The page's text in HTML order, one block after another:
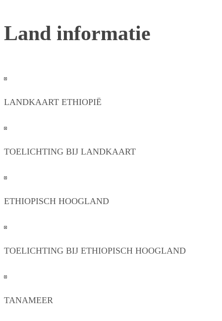
Land informatie
LANDKAART ETHIOPIË
TOELICHTING BIJ LANDKAART
ETHIOPISCH HOOGLAND
TOELICHTING BIJ ETHIOPISCH HOOGLAND
TANAMEER